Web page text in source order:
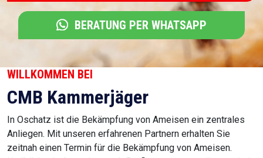
BERATUNG PER WHATSAPP
WILLKOMMEN BEI
CMB Kammerjäger
In Oschatz ist die Bekämpfung von Ameisen ein zentrales
Anliegen. Mit unseren erfahrenen Partnern erhalten Sie
zeitnah einen Termin für die Bekämpfung von Ameisen.